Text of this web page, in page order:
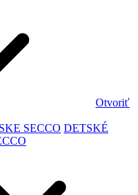
Otvoriť
SECCO DETSKÉ